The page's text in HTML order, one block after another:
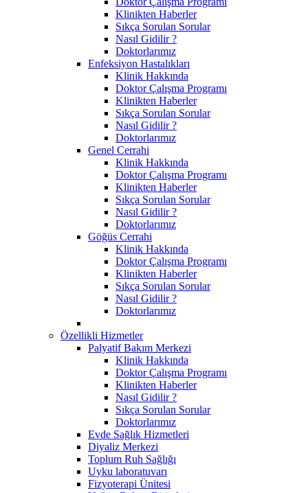
Klinikten Haberler
Sıkça Sorulan Sorular
Nasıl Gidilir ?
Doktorlarımız
Enfeksiyon Hastalıkları
Klinik Hakkında
Doktor Çalışma Programı
Klinikten Haberler
Sıkça Sorulan Sorular
Nasıl Gidilir ?
Doktorlarımız
Genel Cerrahi
Klinik Hakkında
Doktor Çalışma Programı
Klinikten Haberler
Sıkça Sorulan Sorular
Nasıl Gidilir ?
Doktorlarımız
Göğüs Cerrahi
Klinik Hakkında
Doktor Çalışma Programı
Klinikten Haberler
Sıkça Sorulan Sorular
Nasıl Gidilir ?
Doktorlarımız
Özellikli Hizmetler
Palyatif Bakım Merkezi
Klinik Hakkında
Doktor Çalışma Programı
Klinikten Haberler
Nasıl Gidilir ?
Sıkça Sorulan Sorular
Doktorlarımız
Evde Sağlık Hizmetleri
Diyaliz Merkezi
Toplum Ruh Sağlığı
Uyku laboratuvarı
Fizyoterapi Ünitesi